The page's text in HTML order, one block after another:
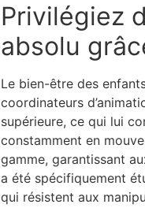
Privilégiez
absolu
Le bien-être des
coordinateurs
supérieure, ce qui lui
constamment en
gamme, garantissant
a été spécifiquement
qui résistent aux